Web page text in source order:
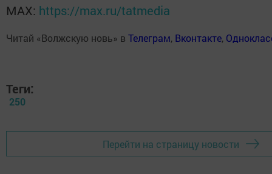
MАХ: https://max.ru/tatmedia
Читай «Волжскую новь» в Телеграм, Вконтакте,
Теги:
250
Перейти на страницу новости